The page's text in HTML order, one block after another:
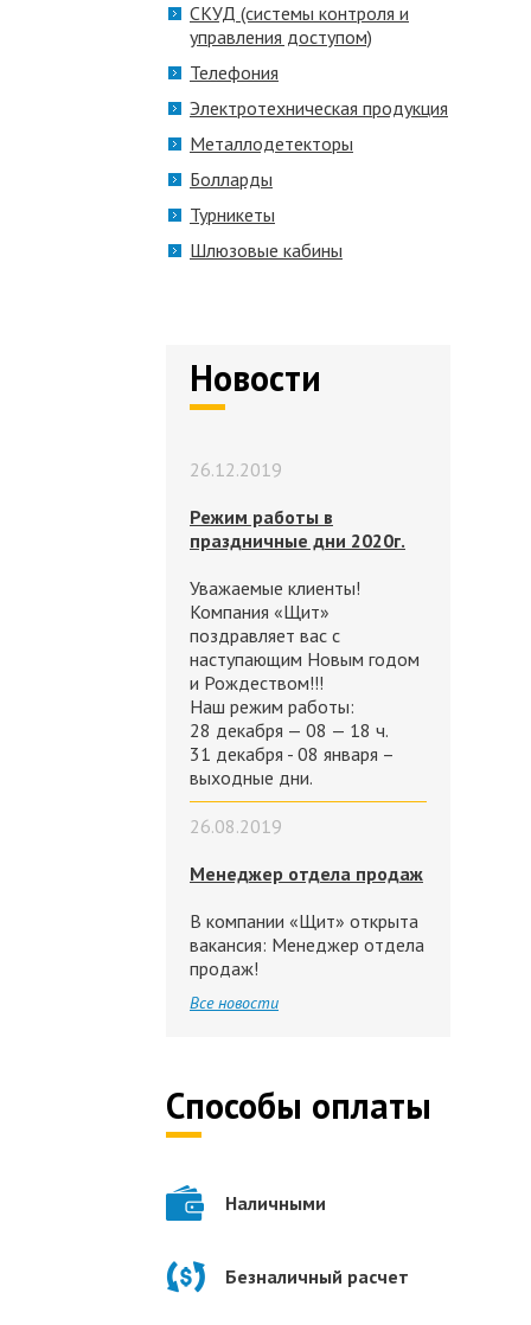
СКУД (системы контроля и
управления доступом)
Телефония
Электротехническая продукция
Металлодетекторы
Болларды
Турникеты
Шлюзовые кабины
Новости
26.12.2019
Режим работы в
праздничные дни 2020г.
Уважаемые клиенты!
Компания «Щит»
поздравляет вас с
наступающим Новым годом
и Рождеством!!!
Наш режим работы:
28 декабря — 08 — 18 ч.
31 декабря - 08 января –
выходные дни.
26.08.2019
Менеджер отдела продаж
В компании «Щит» открыта
вакансия: Менеджер отдела
продаж!
Все новости
Способы оплаты
Наличными
Безналичный расчет